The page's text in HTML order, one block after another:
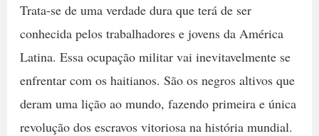
Trata-se de uma verdade dura que terá de ser
conhecida pelos trabalhadores e jovens da América
Latina. Essa ocupação militar vai inevitavelmente se
enfrentar com os haitianos. São os negros altivos que
deram uma lição ao mundo, fazendo primeira e única
revolução dos escravos vitoriosa na história mundial.